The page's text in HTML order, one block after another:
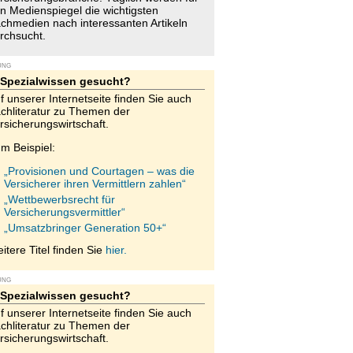
Medienspiegel die wichtigsten
nach interessanten Artikeln
Spezialwissen gesucht?
unserer Internetseite finden Sie auch
zu Themen der
Beispiel:
„Provisionen und Courtagen – was die
Versicherer ihren Vermittlern zahlen“
„Wettbewerbsrecht für
Versicherungsvermittler“
„Umsatzbringer Generation 50+“
Titel finden Sie hier.
Spezialwissen gesucht?
unserer Internetseite finden Sie auch
zu Themen der